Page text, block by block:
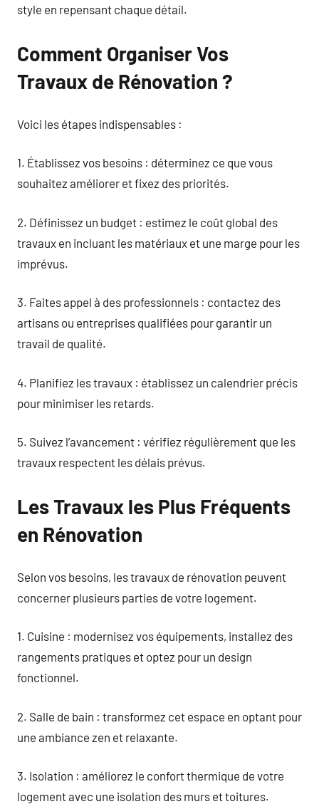
style en repensant chaque détail.
Comment Organiser Vos
Travaux de Rénovation ?
Voici les étapes indispensables :
1. Établissez vos besoins : déterminez ce que vous
souhaitez améliorer et fixez des priorités.
2. Définissez un budget : estimez le coût global des
travaux en incluant les matériaux et une marge pour les
imprévus.
3. Faites appel à des professionnels : contactez des
artisans ou entreprises qualifiées pour garantir un
travail de qualité.
4. Planifiez les travaux : établissez un calendrier précis
pour minimiser les retards.
5. Suivez l’avancement : vérifiez régulièrement que les
travaux respectent les délais prévus.
Les Travaux les Plus Fréquents
en Rénovation
Selon vos besoins, les travaux de rénovation peuvent
concerner plusieurs parties de votre logement.
1. Cuisine : modernisez vos équipements, installez des
rangements pratiques et optez pour un design
fonctionnel.
2. Salle de bain : transformez cet espace en optant pour
une ambiance zen et relaxante.
3. Isolation : améliorez le confort thermique de votre
logement avec une isolation des murs et toitures.